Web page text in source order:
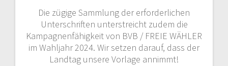
Die zügige Sammlung der erforderlichen
Unterschriften unterstreicht zudem die
Kampagnenfähigkeit von BVB / FREIE WÄHLER
im Wahljahr 2024. Wir setzen darauf, dass der
Landtag unsere Vorlage annimmt!